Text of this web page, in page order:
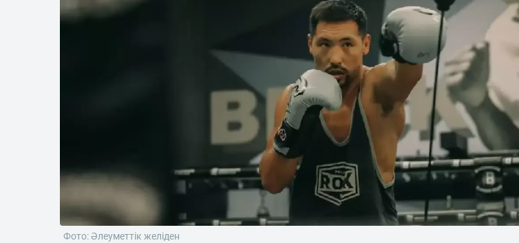
Фото: Әлеуметтік желіден